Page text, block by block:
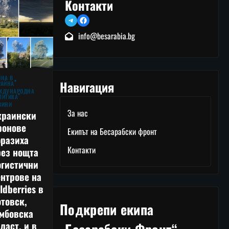
В
нощта
на
в
и в
Контакти
TelegramFacebook
info@besarabia.bg
Навигация
За нас
Екипът на Бесарабски фронт
Контакти
Подкрепи екипа